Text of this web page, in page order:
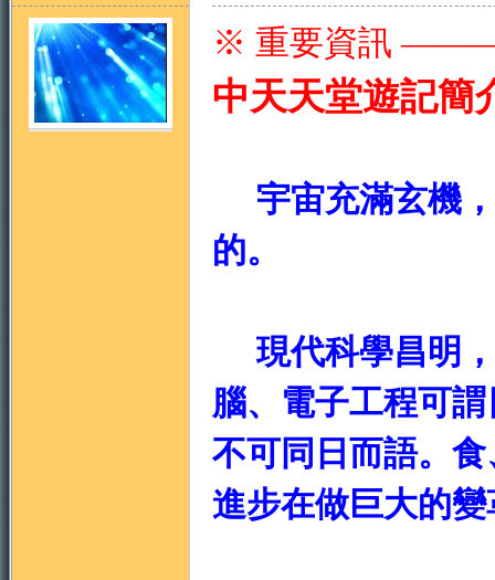
※ 重要資訊
中天天堂遊記簡
宇宙充滿玄機
的。
現代科學昌明，
腦、電子工程可
不可同日而語。
進步在做巨大的變